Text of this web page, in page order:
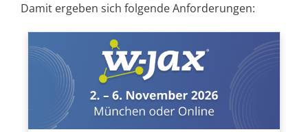
Damit ergeben sich folgende Anforderungen: